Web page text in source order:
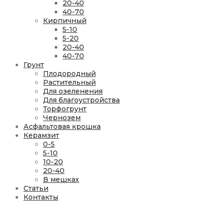
20-40
40-70
Кирпичный
5-10
5-20
20-40
40-70
Грунт
Плодородный
Растительный
Для озеленения
Для благоустройства
Торфогрунт
Чернозем
Асфальтовая крошка
Керамзит
0-5
5-10
10-20
20-40
В мешках
Статьи
Контакты